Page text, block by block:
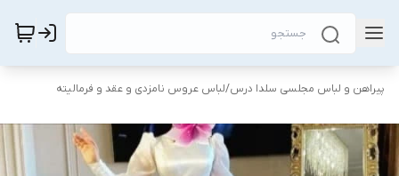
پیراهن و لباس مجلسی سلدا درس/لباس عروس نامزدی و عقد و فرمالیته